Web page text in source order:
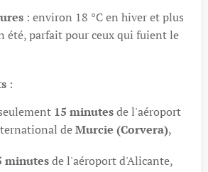
: environ 18 °C en hiver et plus
été, parfait pour ceux qui fuient le
:
15 minutesde l'aéroport
deMurcie (Corvera),
minutesde l'aéroport d'Alicante,